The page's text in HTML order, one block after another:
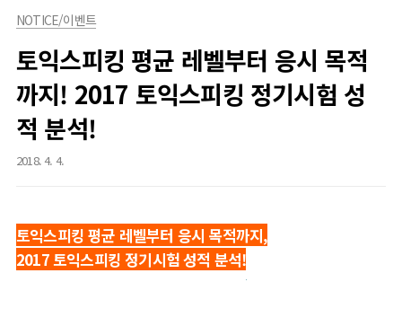
NOTICE/이벤트
토익스피킹 평균 레벨부터 응시 목적
까지! 2017 토익스피킹 정기시험 성
적 분석!
2018. 4. 4.
토익스피킹 평균 레벨부터 응시 목적까지,
2017 토익스피킹 정기시험 성적 분석!